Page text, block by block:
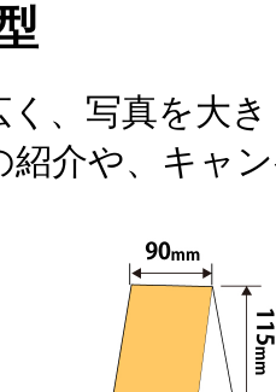
く、写真を大
紹介や、キャ